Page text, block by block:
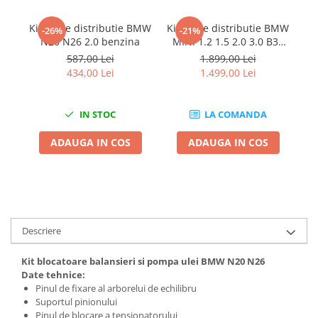
Ciocane Dalti si Dornuri
Gresoare
Reparat Filete
Aspiratoare industriale
Pistoale aer cald
Pistoale de lipit
Polizoare unghiulare
Rindele
Slefuitoare electrice
-26%
Kit fixare distributie BMW
N20 N26 2.0 benzina
587,00 Lei
434,00 Lei
IN STOC
ADAUGA IN COS
-21%
Kit fixare distributie BMW
MINI 1.2 1.5 2.0 3.0 B36
B38 B48 B58
1.899,00 Lei
1.499,00 Lei
LA COMANDA
ADAUGA IN COS
Descriere
Kit blocatoare balansieri si pompa ulei BMW N20 N26
Date tehnice:
Pinul de fixare al arborelui de echilibru
Suportul pinionului
Pinul de blocare a tensionatorului